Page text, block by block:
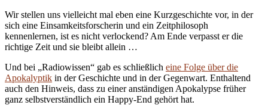
Wir stellen uns vielleicht mal eben eine Kurzgeschichte vor, in der
sich eine Einsamkeitsforscherin und ein Zeitphilosoph
kennenlernen, ist es nicht verlockend? Am Ende verpasst er die
richtige Zeit und sie bleibt allein …
Und bei „Radiowissen“ gab es schließlich eine Folge über die
Apokalyptik in der Geschichte und in der Gegenwart. Enthaltend
auch den Hinweis, dass zu einer anständigen Apokalypse früher
ganz selbstverständlich ein Happy-End gehört hat.